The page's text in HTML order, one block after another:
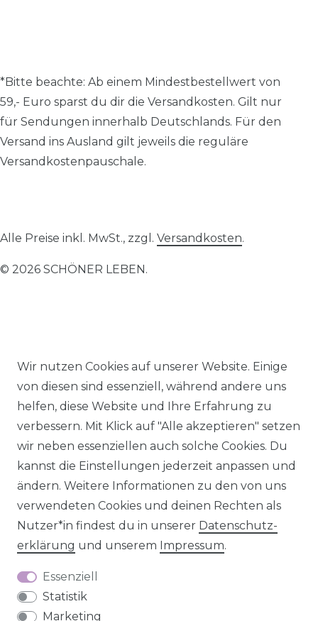
Wir nutzen Cookies auf unserer Website. Einige
von diesen sind essenziell, während andere uns
helfen, diese Website und Ihre Erfahrung zu
verbessern. Mit Klick auf "Alle akzeptieren" setzen
wir neben essenziellen auch solche Cookies. Du
kannst die Einstellungen jederzeit anpassen und
ändern. Weitere Informationen zu den von uns
verwendeten Cookies und deinen Rechten als
Nutzer*in findest du in unserer Daten­schutz­
erklärung und unserem Impressum.
Essenziell
Statistik
Marketing
*Bitte beachte: Ab einem Mindestbestellwert von
59,- Euro sparst du dir die Versandkosten. Gilt nur
für Sendungen innerhalb Deutschlands. Für den
Versand ins Ausland gilt jeweils die reguläre
Versandkostenpauschale.
Alle Preise inkl. MwSt., zzgl. Versandkosten.
© 2026 SCHÖNER LEBEN.
Impressum Daten­schutz­erklärung AGB
VERTRAG WIDERRUFEN Kontakt